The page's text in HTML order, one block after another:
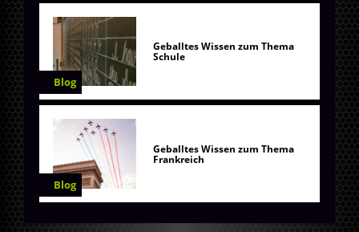
Blog
Geballtes Wissen zum Thema
Schule
Blog
Geballtes Wissen zum Thema
Frankreich